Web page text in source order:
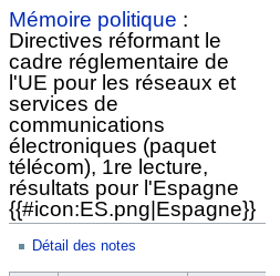
Mémoire politique :
Directives réformant le
cadre réglementaire de
l'UE pour les réseaux et
services de
communications
électroniques (paquet
télécom), 1re lecture,
résultats pour l'Espagne
{{#icon:ES.png|Espagne}}
Détail des notes